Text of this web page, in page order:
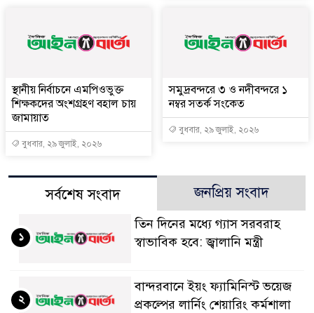
স্থানীয় নির্বাচনে এমপিওভুক্ত
শিক্ষকদের অংশগ্রহণ বহাল চায়
জামায়াত
বুধবার, ২৯ জুলাই, ২০২৬
সমুদ্রবন্দরে ৩ ও নদীবন্দরে ১
নম্বর সতর্ক সংকেত
বুধবার, ২৯ জুলাই, ২০২৬
সর্বশেষ সংবাদ জনপ্রিয় সংবাদ
তিন দিনের মধ্যে গ্যাস সরবরাহ
স্বাভাবিক হবে: জ্বালানি মন্ত্রী
১
বান্দরবানে ইয়ং ফ্যামিনিস্ট ভয়েজ
প্রকল্পের লার্নিং শেয়ারিং কর্মশালা
২